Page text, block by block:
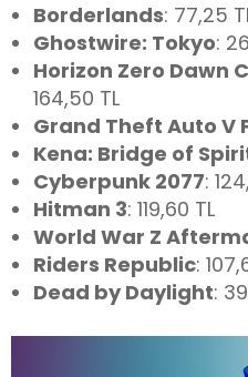
Borderlands: 77,25
Ghostwire: Tokyo:
Horizon Zero Dawn
164,50 TL
Grand Theft Auto V
Kena: Bridge of
Cyberpunk 2077:
Hitman 3: 119,60 TL
World War Z
Riders Republic:
Dead by Daylight: